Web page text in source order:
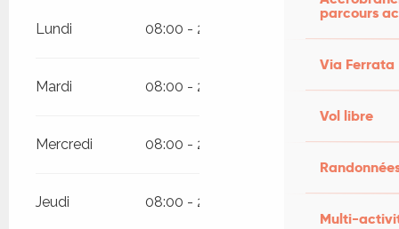
parcours
Via Ferrata
Vol libre
Multi-
Lundi 08:00 - 21:00
Mardi 08:00 - 21:00
Mercredi 08:00 - 21:00
Jeudi 08:00 - 21:00